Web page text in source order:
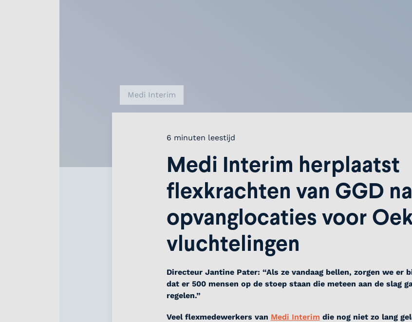
Medi Interim
6 minuten leestijd
Medi Interim herplaatst
flexkrachten van GGD
opvanglocaties voor
vluchtelingen
Directeur Jantine Pater: “Als ze vandaag bellen, zorgen we er
dat er 500 mensen op de stoep staan die meteen aan de slag
regelen.”
Veel flexmedewerkers van Medi Interim die nog niet zo lang